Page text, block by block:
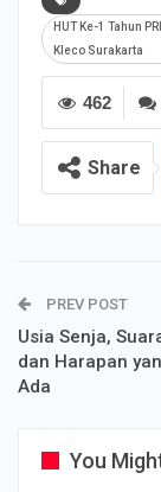
HUT Ke-1 Tahun
Kleco Surakarta
462
Share
PREV POST
Usia Senja,
dan Harapan
Ada
You